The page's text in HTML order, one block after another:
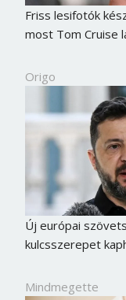
Friss lesifotók
most Tom Cruise
Origo
Új európai
kulcsszerepet
Mindmegette